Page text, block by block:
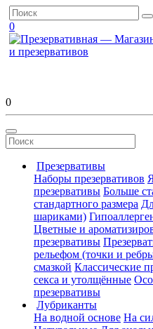
0
0
Презервативы
Наборы презервативов
презервативы Больше
стандартного размера
шариками)
Цветные и
презервативы
рельефом (точки и
смазкой Классические
секса и утолщённые
презервативы
Лубриканты
На водной основе На